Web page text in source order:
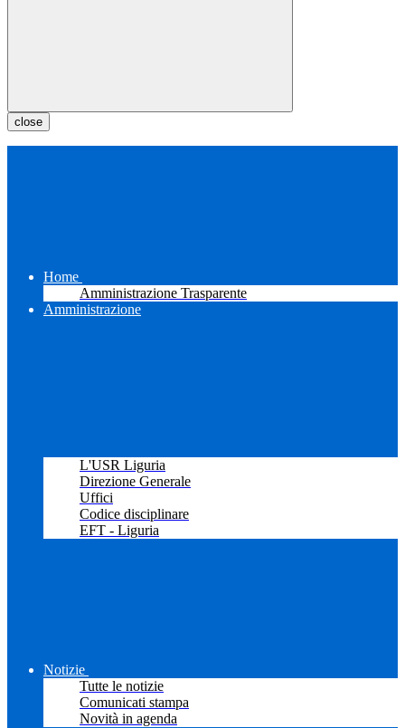
close
Home
Amministrazione Trasparente
Amministrazione
L'USR Liguria
Direzione Generale
Uffici
Codice disciplinare
EFT - Liguria
Notizie
Tutte le notizie
Comunicati stampa
Novità in agenda